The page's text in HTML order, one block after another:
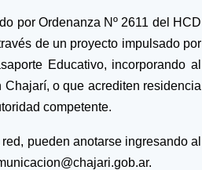
por Ordenanza Nº 2611 del HCD
de un proyecto impulsado por
Educativo, incorporando al
o que acrediten residencia
competente.
pueden anotarse ingresando al